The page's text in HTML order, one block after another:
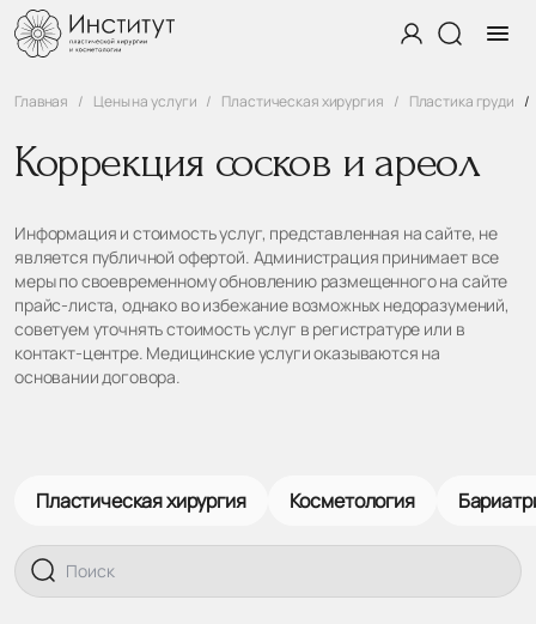
Главная Цены на услуги Пластическая хирургия Пластика груди
Коррекция сосков и ареол
Информация и стоимость услуг, представленная на сайте, не
является публичной офертой. Администрация принимает все
меры по своевременному обновлению размещенного на сайте
прайс-листа, однако во избежание возможных недоразумений,
советуем уточнять стоимость услуг в регистратуре или в
контакт-центре. Медицинские услуги оказываются на
основании договора.
Пластическая хирургия Косметология